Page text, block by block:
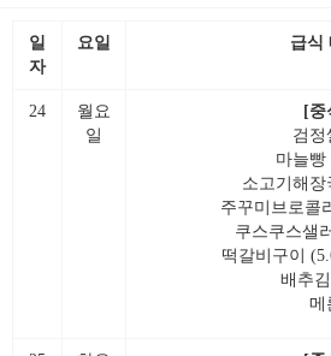
일
자
요일 급식
24
월요
일
[중
검정
마늘빵
소고기해장
주꾸미브로콜
쿠스쿠스샐
떡갈비구이
배추
메